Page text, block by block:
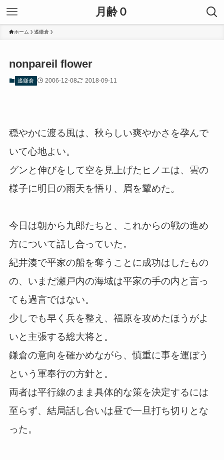
月齢０
ホーム 遙鎌倉
nonpareil flower
遙鎌倉 2006-12-08 2018-09-11
穏やかに渡る風は、秋らしい爽やかさを孕んで
いて心地よい。
グンと伸びをして空を見上げたヒノエは、雲の
様子に明日の雨天を悟り、眉を顰めた。
今日は朝から九郎たちと、これからの戦の進め
方について話し合っていた。
紀井湊で平家の船を奪うことに成功はしたもの
の、いまだ瀬戸内の海域は平家の手の内と言っ
ても過言ではない。
少しでも早く兵を整え、福原を攻めたほうがよ
いと主張する総大将と。
鎌倉の意向を確かめながら、慎重に事を運ぼう
という軍奉行の方針と。
両者は平行線のまま具体的な策を決定するには
至らず、結局話し合いは昼で一旦打ち切りとな
った。